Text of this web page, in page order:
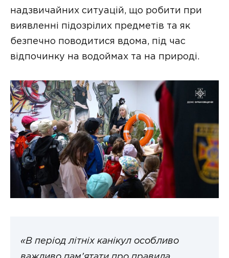
надзвичайних ситуацій, що робити при
виявленні підозрілих предметів та як
безпечно поводитися вдома, під час
відпочинку на водоймах та на природі.
«В період літніх канікул особливо